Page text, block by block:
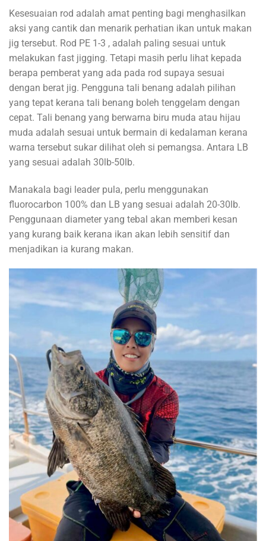
Kesesuaian rod adalah amat penting bagi menghasilkan
aksi yang cantik dan menarik perhatian ikan untuk makan
jig tersebut. Rod PE 1-3 , adalah paling sesuai untuk
melakukan fast jigging. Tetapi masih perlu lihat kepada
berapa pemberat yang ada pada rod supaya sesuai
dengan berat jig. Pengguna tali benang adalah pilihan
yang tepat kerana tali benang boleh tenggelam dengan
cepat. Tali benang yang berwarna biru muda atau hijau
muda adalah sesuai untuk bermain di kedalaman kerana
warna tersebut sukar dilihat oleh si pemangsa. Antara LB
yang sesuai adalah 30lb-50lb.
Manakala bagi leader pula, perlu menggunakan
fluorocarbon 100% dan LB yang sesuai adalah 20-30lb.
Penggunaan diameter yang tebal akan memberi kesan
yang kurang baik kerana ikan akan lebih sensitif dan
menjadikan ia kurang makan.